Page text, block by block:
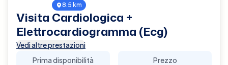
8.5 km
Visita Cardiologica +
Elettrocardiogramma (Ecg)
Vedi altre prestazioni
Prima disponibilità
Prezzo